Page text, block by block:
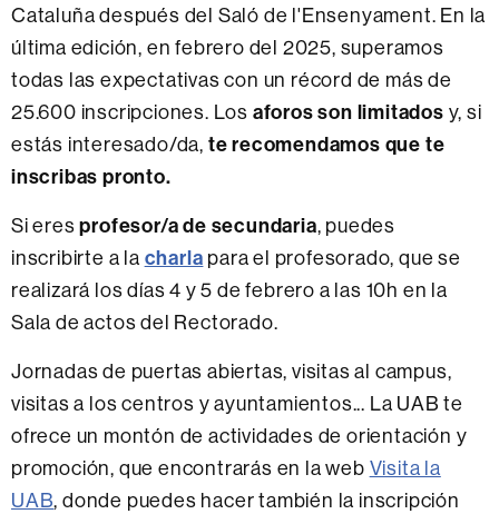
Cataluña después del Saló de l'Ensenyament. En la
última edición, en febrero del 2025, superamos
todas las expectativas con un récord de más de
25.600 inscripciones. Los aforos son limitados y, si
estás interesado/da, te recomendamos que te
inscribas pronto.
Si eresprofesor/a de secundaria, puedes
inscribirte a la charla para el profesorado, que se
realizará los días 4 y 5 de febrero a las 10h en la
Sala de actos del Rectorado.
Jornadas de puertas abiertas, visitas al campus,
visitas a los centros y ayuntamientos... La UAB te
ofrece un montón de actividades de orientación y
promoción, que encontrarás en la web Visita la
UAB, donde puedes hacer también la inscripción